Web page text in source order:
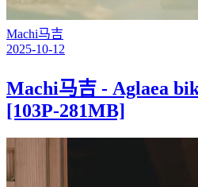
Machi马吉
2025-10-12
Machi马吉 - Aglaea
[103P-281MB]